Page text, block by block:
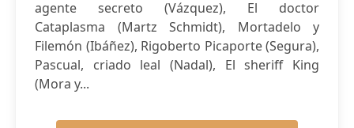
agente secreto (Vázquez), El doctor
Cataplasma (Martz Schmidt), Mortadelo y
Filemón (Ibáñez), Rigoberto Picaporte (Segura),
Pascual, criado leal (Nadal), El sheriff King
(Mora y...